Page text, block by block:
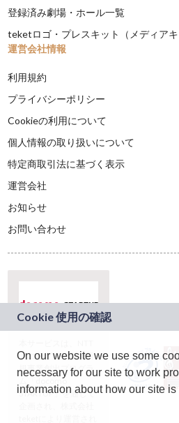
登録済み劇場・ホール一覧
teketロゴ・プレスキット（メディアキ
運営会社情報
利用規約
プライバシーポリシー
Cookieの利用について
個人情報の取り扱いについて
特定商取引法に基づく表示
運営会社
お知らせ
お問い合わせ
ドコモグループの新
規事業創出プログラ
ム「docomo
STARTUP」を通じて
On our website we use some
necessary for our site to work
information about how our site is